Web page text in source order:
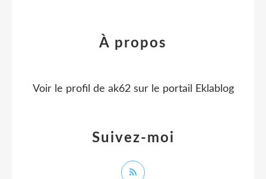
Suivez-moi
À propos
Voir le profil de ak62sur le portail Eklablog